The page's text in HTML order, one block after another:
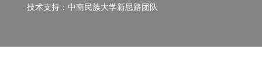
技术支持：中南民族大学新思路团队